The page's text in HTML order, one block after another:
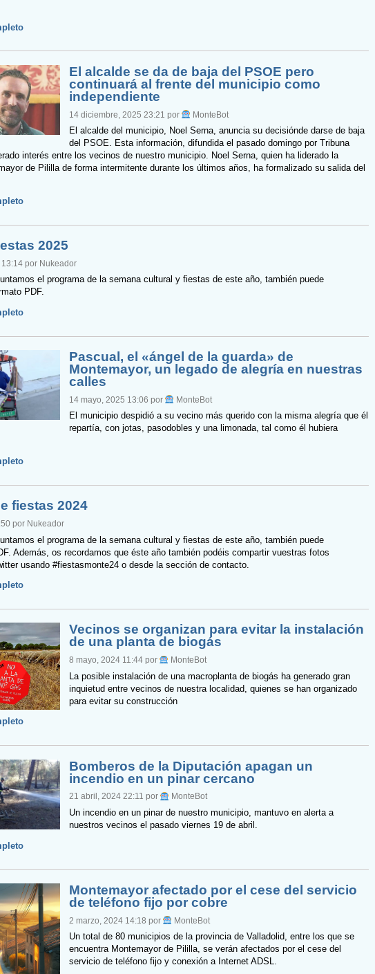
El alcalde se da de baja del PSOE pero
continuará al frente del municipio como
independiente
14 diciembre, 2025 23:21 por MonteBot
El alcalde del municipio, Noel Serna, anuncia su decisiónde darse de baja
del PSOE. Esta información, difundida el pasado domingo por Tribuna
interés entre los vecinos de nuestro municipio. Noel Serna, quien ha liderado la
de Pililla de forma intermitente durante los últimos años, ha formalizado su salida del
2025
por Nukeador
el programa de la semana cultural y fiestas de este año, también puede
PDF.
Pascual, el «ángel de la guarda» de
Montemayor, un legado de alegría en nuestras
calles
14 mayo, 2025 13:06 por MonteBot
El municipio despidió a su vecino más querido con la misma alegría que él
repartía, con jotas, pasodobles y una limonada, tal como él hubiera
fiestas 2024
por Nukeador
el programa de la semana cultural y fiestas de este año, también puede
Además, os recordamos que éste año también podéis compartir vuestras fotos
usando #fiestasmonte24 o desde la sección de contacto.
Vecinos se organizan para evitar la instalación
de una planta de biogás
8 mayo, 2024 11:44 por MonteBot
La posible instalación de una macroplanta de biogás ha generado gran
inquietud entre vecinos de nuestra localidad, quienes se han organizado
para evitar su construcción
Bomberos de la Diputación apagan un
incendio en un pinar cercano
21 abril, 2024 22:11 por MonteBot
Un incendio en un pinar de nuestro municipio, mantuvo en alerta a
nuestros vecinos el pasado viernes 19 de abril.
Montemayor afectado por el cese del servicio
de teléfono fijo por cobre
2 marzo, 2024 14:18 por MonteBot
Un total de 80 municipios de la provincia de Valladolid, entre los que se
encuentra Montemayor de Pililla, se verán afectados por el cese del
servicio de teléfono fijo y conexión a Internet ADSL.